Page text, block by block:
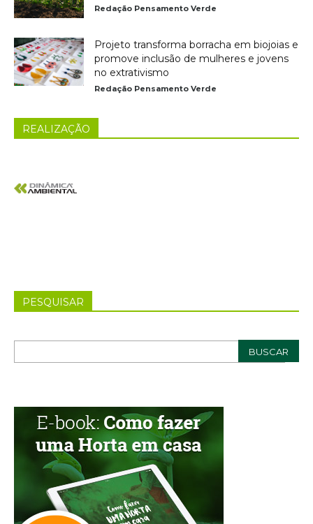
Redação Pensamento Verde
Projeto transforma borracha em biojoias e
promove inclusão de mulheres e jovens
no extrativismo
Redação Pensamento Verde
REALIZAÇÃO
PESQUISAR